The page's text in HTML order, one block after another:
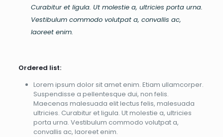
Curabitur et ligula. Ut molestie a, ultricies porta urna.
Vestibulum commodo volutpat a, convallis ac,
laoreet enim.
Ordered list:
Lorem ipsum dolor sit amet enim. Etiam ullamcorper.
Suspendisse a pellentesque dui, non felis.
Maecenas malesuada elit lectus felis, malesuada
ultricies. Curabitur et ligula. Ut molestie a, ultricies
porta urna. Vestibulum commodo volutpat a,
convallis ac, laoreet enim.